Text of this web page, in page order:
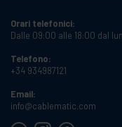
Orari telefonici:
Dalle 09:00 alle 18:00 dal
Telefono:
+34 934987121
Email:
info@cablematic.com